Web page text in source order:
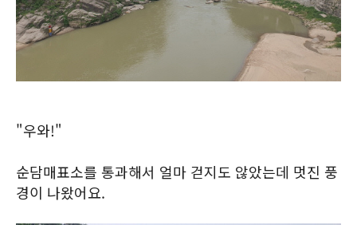
"우와!"
순담매표소를 통과해서 얼마 걷지도 않았는데 멋진 풍
경이 나왔어요.